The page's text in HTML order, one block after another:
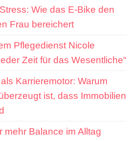
Wie das E-Bike den
Frau bereichert
Pflegedienst Nicole
Zeit für das Wesentliche“
Karrieremotor: Warum
ist, dass Immobilien
mehr Balance im Alltag